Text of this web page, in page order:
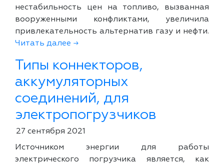
нестабильность цен на топливо, вызванная
вооруженными конфликтами, увеличила
привлекательность альтернатив газу и нефти.
Читать далее →
Типы коннекторов,
аккумуляторных
соединений, для
электропогрузчиков
27 сентября 2021
Источником энергии для работы
электрического погрузчика является, как